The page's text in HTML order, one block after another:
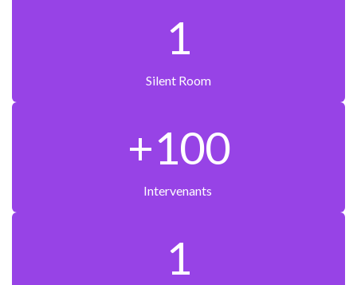
1
Silent Room
+100
Intervenants
1